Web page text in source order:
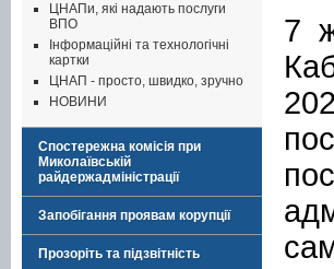
ЦНАПи, які надають послуги
ВПО
Інформаційні та технологічні
картки
ЦНАП - просто, швидко, зручно
НОВИНИ
Спостережна комісія при
Миколаївській
райдержадміністрації
Запобігання проявам корупції
Прозоріть та підзвітність
7